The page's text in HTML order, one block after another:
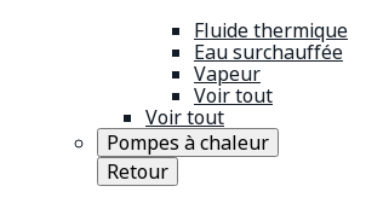
Fluide thermique
Eau surchauffée
Vapeur
Voir tout
Voir tout
Pompes à chaleur
Retour